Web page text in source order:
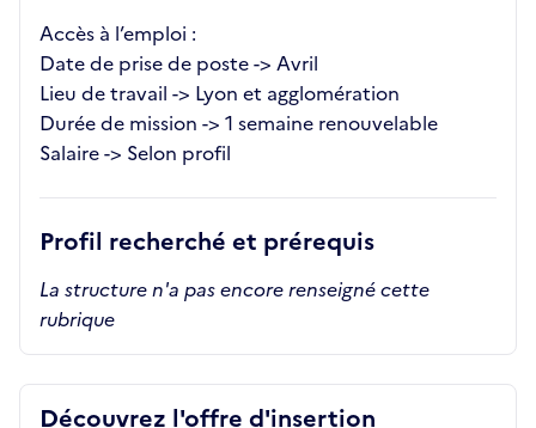
Accès à l’emploi :
Date de prise de poste -> Avril
Lieu de travail -> Lyon et agglomération
Durée de mission -> 1 semaine renouvelable
Salaire -> Selon profil
Profil recherché et prérequis
La structure n'a pas encore renseigné cette
rubrique
Découvrez l'offre d'insertion